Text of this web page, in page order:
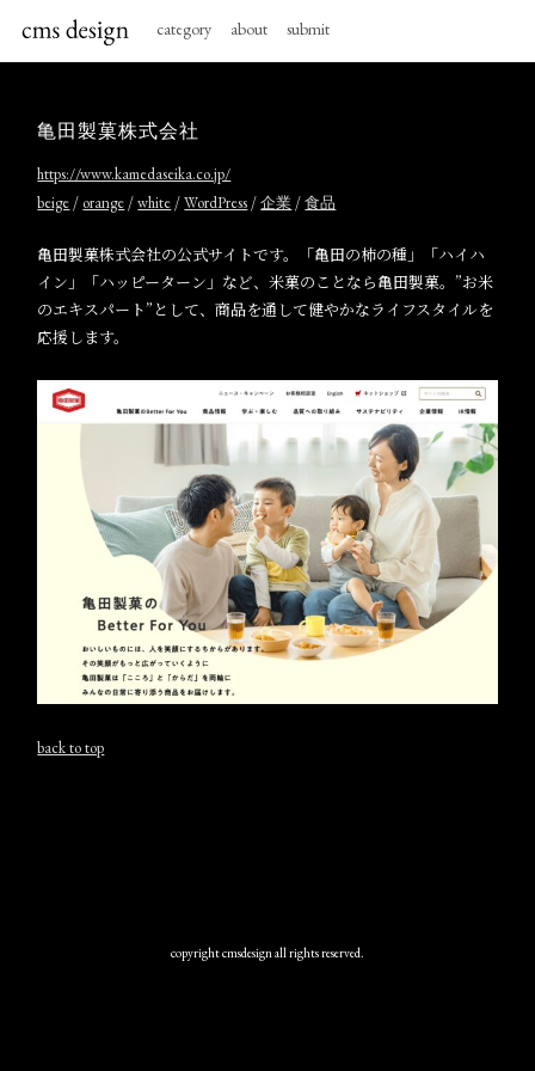
category about submit
亀田製菓株式会社
https://www.kamedaseika.co.jp/
beige / orange /white /WordPress /企業 /食品
亀田製菓株式会社の公式サイトです。「亀田の柿の種」「ハイハ
イン」「ハッピーターン」など、米菓のことなら亀田製菓。”お米
のエキスパート”として、商品を通して健やかなライフスタイルを
応援します。
back to top
copyright cmsdesign all rights reserved.